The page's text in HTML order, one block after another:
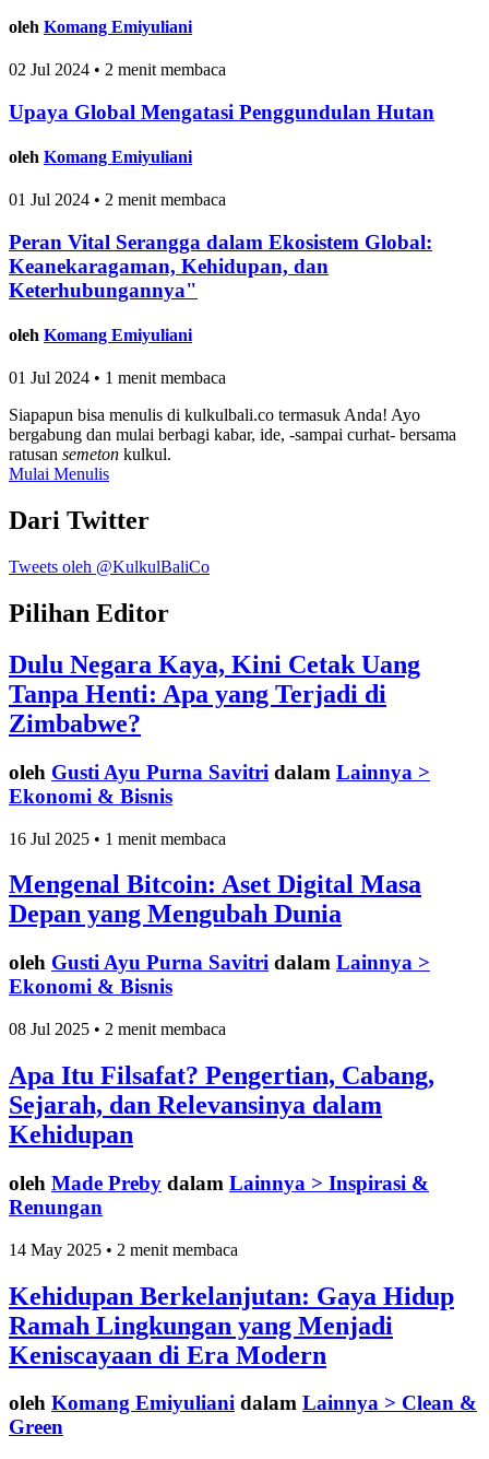
oleh Komang Emiyuliani
02 Jul 2024 • 2 menit membaca
Upaya Global Mengatasi Penggundulan Hutan
oleh Komang Emiyuliani
01 Jul 2024 • 2 menit membaca
Peran Vital Serangga dalam Ekosistem Global:
Keanekaragaman, Kehidupan, dan
Keterhubungannya"
oleh Komang Emiyuliani
01 Jul 2024 • 1 menit membaca
Siapapun bisa menulis di kulkulbali.co termasuk Anda! Ayo
bergabung dan mulai berbagi kabar, ide, -sampai curhat- bersama
ratusan semeton kulkul.
Mulai Menulis
Dari Twitter
Tweets oleh @KulkulBaliCo
Pilihan Editor
Dulu Negara Kaya, Kini Cetak Uang
Tanpa Henti: Apa yang Terjadi di
Zimbabwe?
oleh Gusti Ayu Purna Savitri dalam Lainnya >
Ekonomi & Bisnis
16 Jul 2025 • 1 menit membaca
Mengenal Bitcoin: Aset Digital Masa
Depan yang Mengubah Dunia
oleh Gusti Ayu Purna Savitri dalam Lainnya >
Ekonomi & Bisnis
08 Jul 2025 • 2 menit membaca
Apa Itu Filsafat? Pengertian, Cabang,
Sejarah, dan Relevansinya dalam
Kehidupan
oleh Made Preby dalam Lainnya > Inspirasi &
Renungan
14 May 2025 • 2 menit membaca
Kehidupan Berkelanjutan: Gaya Hidup
Ramah Lingkungan yang Menjadi
Keniscayaan di Era Modern
oleh Komang Emiyuliani dalam Lainnya > Clean &
Green